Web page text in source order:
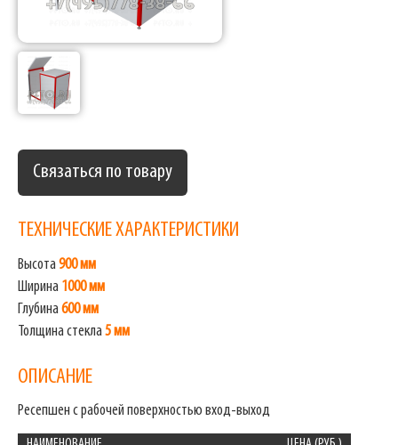
Связаться по товару
ТЕХНИЧЕСКИЕ ХАРАКТЕРИСТИКИ
Высота900 мм
Ширина 1000 мм
Глубина600 мм
Толщина стекла5 мм
ОПИСАНИЕ
Ресепшен с рабочей поверхностью вход-выход